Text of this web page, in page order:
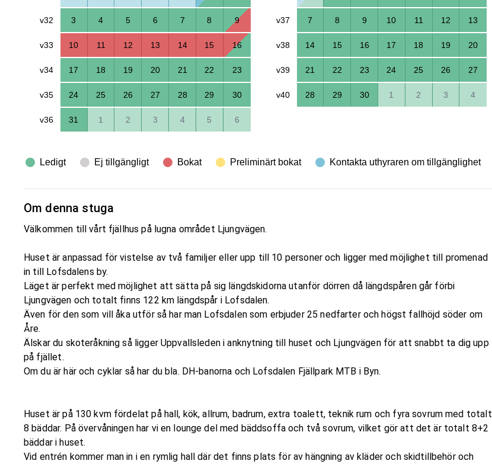
v32 3 4 5 6 7 8 9
v33 10 11 12 13 14 15 16
v34 17 18 19 20 21 22 23
v35 24 25 26 27 28 29 30
v36 31 1 2 3 4 5 6
v37 7 8 9 10 11 12 13
v38 14 15 16 17 18 19 20
v39 21 22 23 24 25 26 27
v40 28 29 30 1 2 3 4
Ledigt Ej tillgängligt Bokat Preliminärt bokat Kontakta uthyraren om tillgänglighet
Om denna stuga
Välkommen till vårt fjällhus på lugna området Ljungvägen.
Huset är anpassad för vistelse av två familjer eller upp till 10 personer och ligger med möjlighet till promenad
in till Lofsdalens by.
Läget är perfekt med möjlighet att sätta på sig längdskidorna utanför dörren då längdspåren går förbi
Ljungvägen och totalt finns 122 km längdspår i Lofsdalen.
Även för den som vill åka utför så har man Lofsdalen som erbjuder 25 nedfarter och högst fallhöjd söder om
Åre.
Älskar du skoteråkning så ligger Uppvallsleden i anknytning till huset och Ljungvägen för att snabbt ta dig upp
på fjället.
Om du är här och cyklar så har du bla. DH-banorna och Lofsdalen Fjällpark MTB i Byn.
Huset är på 130 kvm fördelat på hall, kök, allrum, badrum, extra toalett, teknik rum och fyra sovrum med totalt
8 bäddar. På övervåningen har vi en lounge del med bäddsoffa och två sovrum, vilket gör att det är totalt 8+2
bäddar i huset.
Vid entrén kommer man in i en rymlig hall där det finns plats för av hängning av kläder och skidtillbehör och